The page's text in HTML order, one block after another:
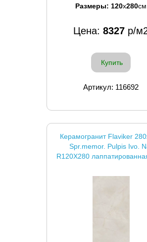
Размеры: 120x280см
Цена: 8327 р/
Купить
Артикул: 116692
Керамогранит Flaviker
Spr.memor. Pulpis Ivo.
R120X280